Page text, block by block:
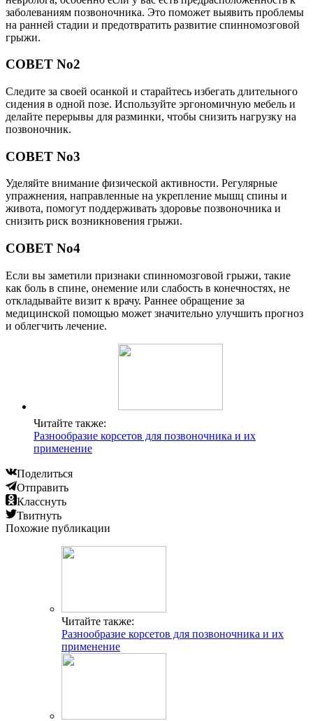
заболеваниям позвоночника. Это поможет выявить проблемы
на ранней стадии и предотвратить развитие спинномозговой
грыжи.
СОВЕТ No2
Следите за своей осанкой и старайтесь избегать длительного
сидения в одной позе. Используйте эргономичную мебель и
делайте перерывы для разминки, чтобы снизить нагрузку на
позвоночник.
СОВЕТ No3
Уделяйте внимание физической активности. Регулярные
упражнения, направленные на укрепление мышц спины и
живота, помогут поддерживать здоровье позвоночника и
снизить риск возникновения грыжи.
СОВЕТ No4
Если вы заметили признаки спинномозговой грыжи, такие
как боль в спине, онемение или слабость в конечностях, не
откладывайте визит к врачу. Раннее обращение за
медицинской помощью может значительно улучшить прогноз
и облегчить лечение.
Читайте также:
Разнообразие корсетов для позвоночника и их
применение
Поделиться
Отправить
Класснуть
Твитнуть
Похожие публикации
Читайте также:
Разнообразие корсетов для позвоночника и их
применение